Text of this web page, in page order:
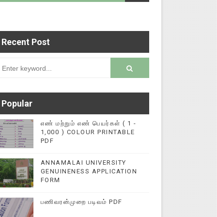
மின்னல் கல்விச் செய்தி இணையதளத்தில்
Recent Post
Popular
எண் மற்றும் எண் பெயர்கள் ( 1 -
1,000 ) COLOUR PRINTABLE
PDF
ANNAMALAI UNIVERSITY
GENUINENESS APPLICATION
FORM
பணிவரன்முறை படிவம் PDF